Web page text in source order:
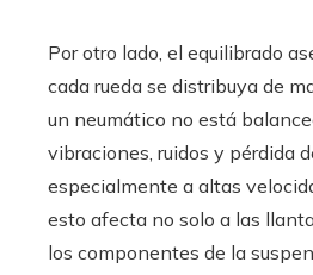
Por otro lado, el equilibrado
cada rueda se distribuya de
un neumático no está
vibraciones, ruidos y pérdida
especialmente a altas
esto afecta no solo a las
los componentes de la